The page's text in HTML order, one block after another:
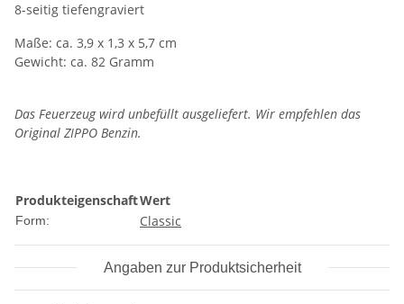
8-seitig tiefengraviert
Maße: ca. 3,9 x 1,3 x 5,7 cm
Gewicht: ca. 82 Gramm
Das Feuerzeug wird unbefüllt ausgeliefert. Wir empfehlen das
Original ZIPPO Benzin.
ProdukteigenschaftWert
Form: Classic
Angaben zur Produktsicherheit